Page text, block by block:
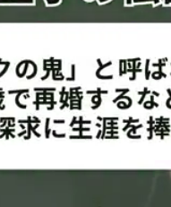
中！
いただけます
#エフェヴィガ雄志 #ロー